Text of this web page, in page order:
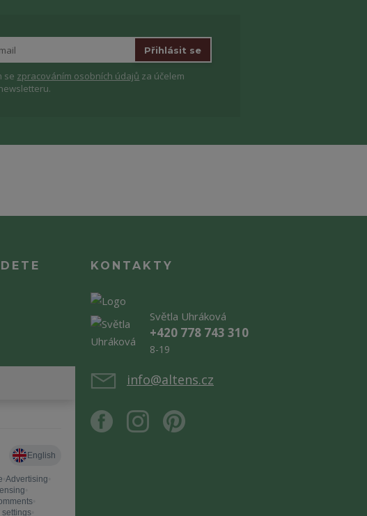
Přihlásit se
se zpracováním osobních údajů za účelem
KONTAKTY
Světla Uhráková
+420 778 743 310
8-19
info@altens.cz